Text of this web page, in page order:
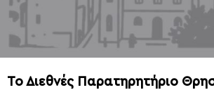
Το Διεθνές Παρατηρητήριο